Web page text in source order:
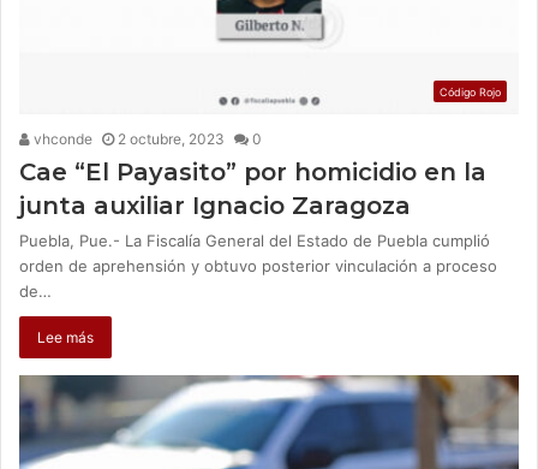
Código Rojo
vhconde 2 octubre, 2023 0
Cae “El Payasito” por homicidio en la
junta auxiliar Ignacio Zaragoza
Puebla, Pue.- La Fiscalía General del Estado de Puebla cumplió
orden de aprehensión y obtuvo posterior vinculación a proceso
de…
Lee más